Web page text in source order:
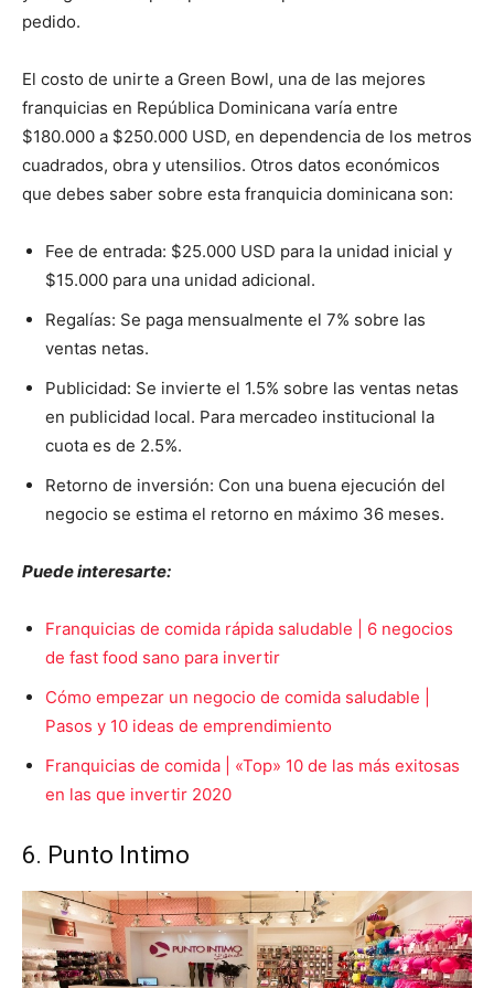
pedido.
El costo de unirte a Green Bowl, una de las mejores
franquicias en República Dominicana varía entre
$180.000 a $250.000 USD, en dependencia de los metros
cuadrados, obra y utensilios. Otros datos económicos
que debes saber sobre esta franquicia dominicana son:
Fee de entrada: $25.000 USD para la unidad inicial y
$15.000 para una unidad adicional.
Regalías: Se paga mensualmente el 7% sobre las
ventas netas.
Publicidad: Se invierte el 1.5% sobre las ventas netas
en publicidad local. Para mercadeo institucional la
cuota es de 2.5%.
Retorno de inversión: Con una buena ejecución del
negocio se estima el retorno en máximo 36 meses.
Puede interesarte:
Franquicias de comida rápida saludable | 6 negocios
de fast food sano para invertir
Cómo empezar un negocio de comida saludable |
Pasos y 10 ideas de emprendimiento
Franquicias de comida | «Top» 10 de las más exitosas
en las que invertir 2020
6. Punto Intimo